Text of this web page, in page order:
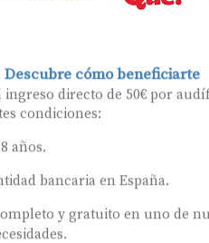
Descubre cómo beneficiarte
directo de 50€ por
condiciones:
años.
bancaria en España.
y gratuito en uno de